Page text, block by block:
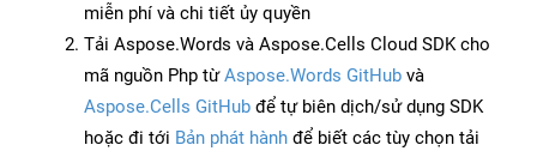
miễn phí và chi tiết ủy quyền
Tải Aspose.Words và Aspose.Cells Cloud SDK cho
mã nguồn Php từAspose.Words GitHub và
Aspose.Cells GitHub để tự biên dịch/sử dụng SDK
hoặc đi tới Bản phát hành để biết các tùy chọn tải